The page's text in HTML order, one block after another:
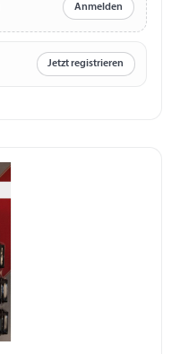
Anmelden
Jetzt registrieren